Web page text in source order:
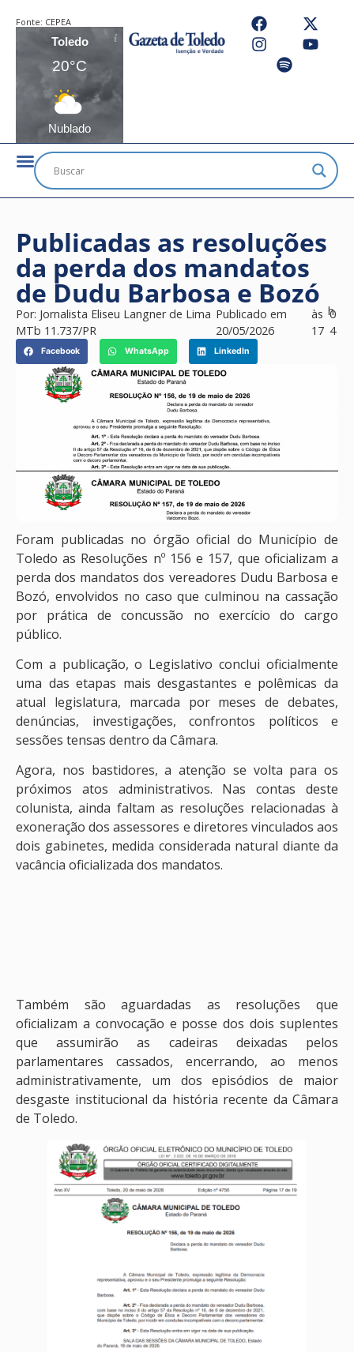
Fonte: CEPEA
Toledo
20°C
Nublado
Publicadas as resoluções
da perda dos mandatos
de Dudu Barbosa e Bozó
Por: Jornalista Eliseu Langner de Lima
MTb 11.737/PR
Publicado em
20/05/2026
às
17
h
0
4
Facebook WhatsApp LinkedIn
Foram publicadas no órgão oficial do Município de
Toledo as Resoluções nº 156 e 157, que oficializam a
perda dos mandatos dos vereadores Dudu Barbosa e
Bozó, envolvidos no caso que culminou na cassação
por prática de concussão no exercício do cargo
público.
Com a publicação, o Legislativo conclui oficialmente
uma das etapas mais desgastantes e polêmicas da
atual legislatura, marcada por meses de debates,
denúncias, investigações, confrontos políticos e
sessões tensas dentro da Câmara.
Agora, nos bastidores, a atenção se volta para os
próximos atos administrativos. Nas contas deste
colunista, ainda faltam as resoluções relacionadas à
exoneração dos assessores e diretores vinculados aos
dois gabinetes, medida considerada natural diante da
vacância oficializada dos mandatos.
Também são aguardadas as resoluções que
oficializam a convocação e posse dos dois suplentes
que assumirão as cadeiras deixadas pelos
parlamentares cassados, encerrando, ao menos
administrativamente, um dos episódios de maior
desgaste institucional da história recente da Câmara
de Toledo.